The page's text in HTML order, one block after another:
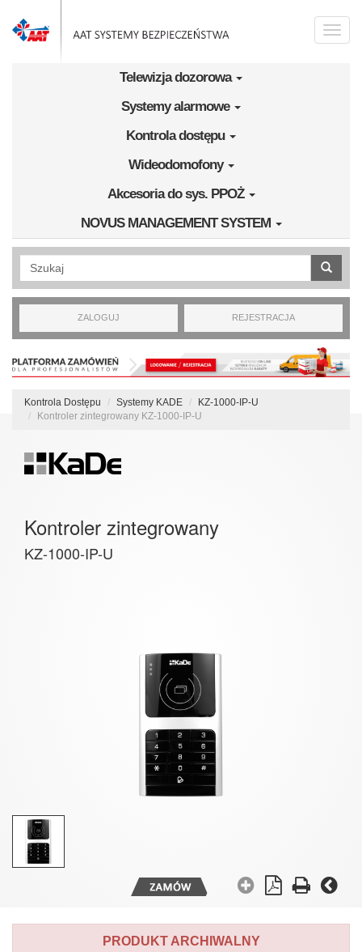
Toggle
Telewizja dozorowa
Systemy alarmowe
Kontrola dostępu
Wideodomofony
Akcesoria do sys. PPOŻ
NOVUS MANAGEMENT SYSTEM
Wyszukiwanie pełnotekstowe
ZALOGUJ REJESTRACJA
Kontrola Dostępu Systemy KADE
KZ-1000-IP-U
Kontroler zintegrowany KZ-1000-IP-U
Kontroler zintegrowany
KZ-1000-IP-U
PRODUKT ARCHIWALNY